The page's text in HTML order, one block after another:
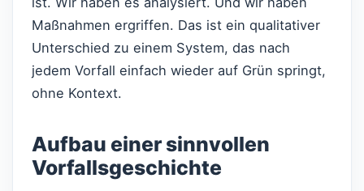
Maßnahmen ergriffen. Das ist ein qualitativer
Unterschied zu einem System, das nach
jedem Vorfall einfach wieder auf Grün springt,
ohne Kontext.
Aufbau einer sinnvollen
Vorfallsgeschichte